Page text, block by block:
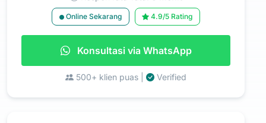
Online Sekarang 4.9/5 Rating
Konsultasi via WhatsApp
500+ klien puas | Verified